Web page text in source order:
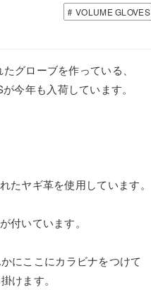
VOLUME GLOVES
グローブを作っている、
年も入荷しています。
たヤギ革を使用しています。
付いています。
にここにカラビナをつけて
けます。